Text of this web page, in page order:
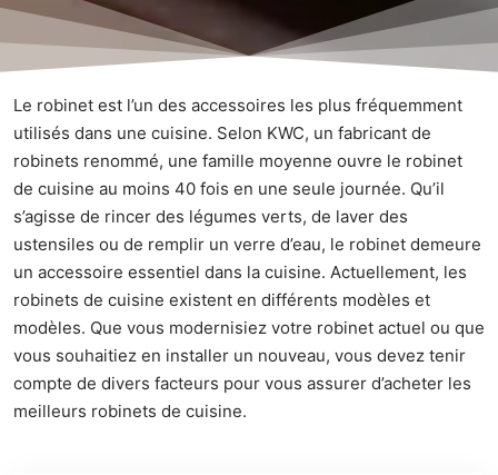
Le robinet est l’un des accessoires les plus fréquemment
utilisés dans une cuisine. Selon KWC, un fabricant de
robinets renommé, une famille moyenne ouvre le robinet
de cuisine au moins 40 fois en une seule journée. Qu’il
s’agisse de rincer des légumes verts, de laver des
ustensiles ou de remplir un verre d’eau, le robinet demeure
un accessoire essentiel dans la cuisine. Actuellement, les
robinets de cuisine existent en différents modèles et
modèles. Que vous modernisiez votre robinet actuel ou que
vous souhaitiez en installer un nouveau, vous devez tenir
compte de divers facteurs pour vous assurer d’acheter les
meilleurs robinets de cuisine.